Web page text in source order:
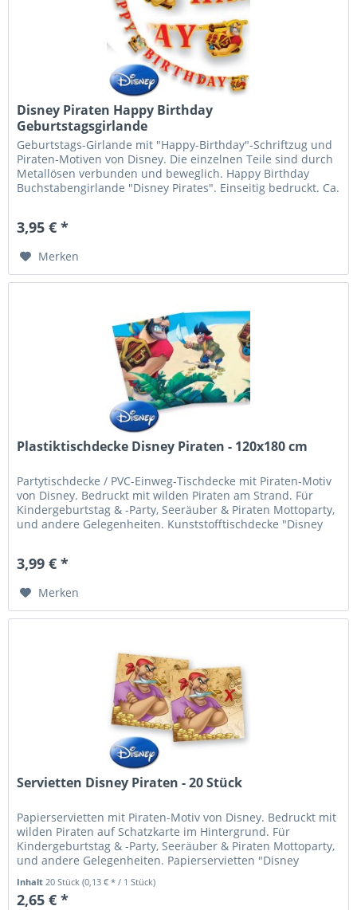
Disney Piraten Happy Birthday
Geburtstagsgirlande
Geburtstags-Girlande mit "Happy-Birthday"-Schriftzug und
Piraten-Motiven von Disney. Die einzelnen Teile sind durch
Metallösen verbunden und beweglich. Happy Birthday
Buchstabengirlande "Disney Pirates". Einseitig bedruckt. Ca.
3,95 € *
Merken
Plastiktischdecke Disney Piraten - 120x180 cm
Partytischdecke / PVC-Einweg-Tischdecke mit Piraten-Motiv
von Disney. Bedruckt mit wilden Piraten am Strand. Für
Kindergeburtstag & -Party, Seeräuber & Piraten Mottoparty,
und andere Gelegenheiten. Kunststofftischdecke "Disney
3,99 € *
Merken
Servietten Disney Piraten - 20 Stück
Papierservietten mit Piraten-Motiv von Disney. Bedruckt mit
wilden Piraten auf Schatzkarte im Hintergrund. Für
Kindergeburtstag & -Party, Seeräuber & Piraten Mottoparty,
und andere Gelegenheiten. Papierservietten "Disney
Inhalt 20 Stück(0,13 € * / 1 Stück)
2,65 € *